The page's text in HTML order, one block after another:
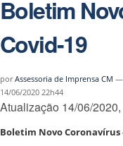
Boletim
Covid-19
porAssessoria de Imprensa CM —
14/06/2020 22h44
Atualização 14/06/
Boletim Novo Coronavírus